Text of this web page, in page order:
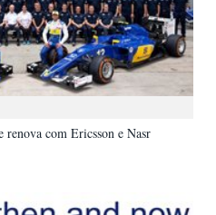
renova com Ericsson e Nasr